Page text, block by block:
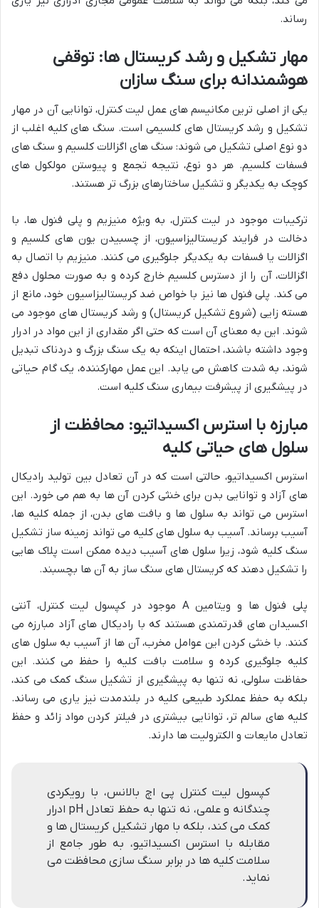
رساند.
مهار تشکیل و رشد کریستال ها: توقفی
هوشمندانه برای سنگ سازان
یکی از اصلی ترین مکانیسم های عمل لیت کنترل، توانایی آن در مهار
تشکیل و رشد کریستال های کلسیمی است. سنگ های کلیه اغلب از
دو نوع اصلی تشکیل می شوند: سنگ های اگزالات کلسیم و سنگ های
فسفات کلسیم. هر دو نوع، نتیجه تجمع و پیوستن مولکول های
کوچک به یکدیگر و تشکیل ساختارهای بزرگ تر هستند.
ترکیبات موجود در لیت کنترل، به ویژه منیزیم و پلی فنول ها، با
دخالت در فرایند کریستالیزاسیون، از چسبیدن یون های کلسیم و
اگزالات یا فسفات به یکدیگر جلوگیری می کنند. منیزیم با اتصال به
اگزالات، آن را از دسترس کلسیم خارج کرده و به صورت محلول دفع
می کند. پلی فنول ها نیز با خواص ضد کریستالیزاسیون خود، مانع از
هسته زایی (شروع تشکیل کریستال) و رشد کریستال های موجود می
شوند. این به معنای آن است که حتی اگر مقداری از این مواد در ادرار
وجود داشته باشند، احتمال اینکه به یک سنگ بزرگ و دردناک تبدیل
شوند، به شدت کاهش می یابد. این عمل مهارکننده، یک گام حیاتی
در پیشگیری از پیشرفت بیماری سنگ کلیه است.
مبارزه با استرس اکسیداتیو: محافظت از
سلول های حیاتی کلیه
استرس اکسیداتیو، حالتی است که در آن تعادل بین تولید رادیکال
های آزاد و توانایی بدن برای خنثی کردن آن ها به هم می خورد. این
استرس می تواند به سلول ها و بافت های بدن، از جمله کلیه ها،
آسیب برساند. آسیب به سلول های کلیه می تواند زمینه ساز تشکیل
سنگ کلیه شود، زیرا سلول های آسیب دیده ممکن است پلاک هایی
را تشکیل دهند که کریستال های سنگ ساز به آن ها بچسبند.
پلی فنول ها و ویتامین A موجود در کپسول لیت کنترل، آنتی
اکسیدان های قدرتمندی هستند که با رادیکال های آزاد مبارزه می
کنند. با خنثی کردن این عوامل مخرب، آن ها از آسیب به سلول های
کلیه جلوگیری کرده و سلامت بافت کلیه را حفظ می کنند. این
حفاظت سلولی، نه تنها به پیشگیری از تشکیل سنگ کمک می کند،
بلکه به حفظ عملکرد طبیعی کلیه در بلندمدت نیز یاری می رساند.
کلیه های سالم تر، توانایی بیشتری در فیلتر کردن مواد زائد و حفظ
تعادل مایعات و الکترولیت ها دارند.
کپسول لیت کنترل پی اچ بالانس، با رویکردی
چندگانه و علمی، نه تنها به حفظ تعادل pH ادرار
کمک می کند، بلکه با مهار تشکیل کریستال ها و
مقابله با استرس اکسیداتیو، به طور جامع از
سلامت کلیه ها در برابر سنگ سازی محافظت می
نماید.